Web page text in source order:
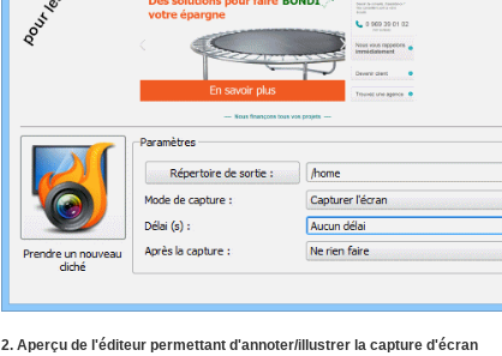
2. Aperçu de l'éditeur permettant d'annoter/illustrer la capture d'écran